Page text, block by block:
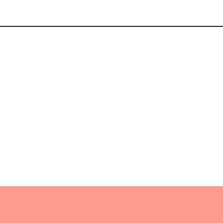
logra, así, inscribirse como referente por su
cocina italiana contar su historia con voz propia